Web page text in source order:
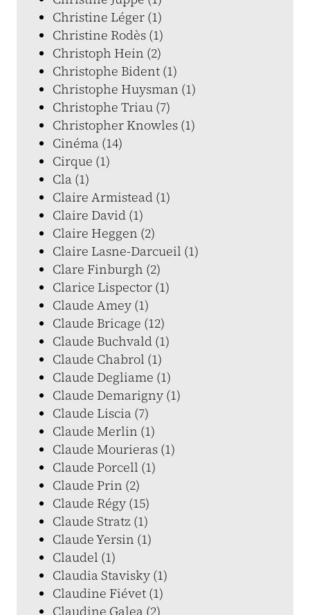
Christine Léger (1)
Christine Rodès (1)
Christoph Hein (2)
Christophe Bident (1)
Christophe Huysman (1)
Christophe Triau (7)
Christopher Knowles (1)
Cinéma (14)
Cirque (1)
Cla (1)
Claire Armistead (1)
Claire David (1)
Claire Heggen (2)
Claire Lasne-Darcueil (1)
Clare Finburgh (2)
Clarice Lispector (1)
Claude Amey (1)
Claude Bricage (12)
Claude Buchvald (1)
Claude Chabrol (1)
Claude Degliame (1)
Claude Demarigny (1)
Claude Liscia (7)
Claude Merlin (1)
Claude Mourieras (1)
Claude Porcell (1)
Claude Prin (2)
Claude Régy (15)
Claude Stratz (1)
Claude Yersin (1)
Claudel (1)
Claudia Stavisky (1)
Claudine Fiévet (1)
Claudine Galea (2)